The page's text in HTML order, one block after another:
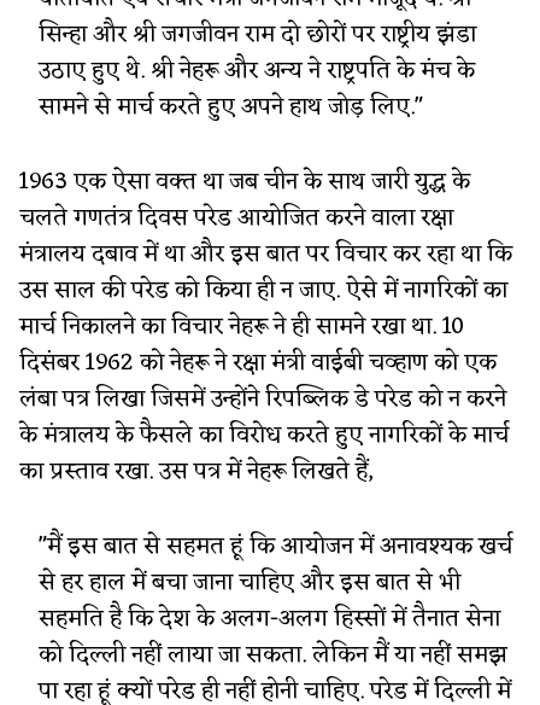
सिन्हा और श्री जगजीवन राम दो छोरों पर राष्ट्रीय झंडा
उठाए हुए थे. श्री नेहरू और अन्य ने राष्ट्रपति के मंच के
सामने से मार्च करते हुए अपने हाथ जोड़ लिए."
1963 एक ऐसा वक्त था जब चीन के साथ जारी युद्ध के
चलते गणतंत्र दिवस परेड आयोजित करने वाला रक्षा
मंत्रालय दबाव में था और इस बात पर विचार कर रहा था कि
उस साल की परेड को किया ही न जाए. ऐसे में नागरिकों का
मार्च निकालने का विचार नेहरू ने ही सामने रखा था. 10
दिसंबर 1962 को नेहरू ने रक्षा मंत्री वाईबी चव्हाण को एक
लंबा पत्र लिखा जिसमें उन्होंने रिपब्लिक डे परेड को न करने
के मंत्रालय के फैसले का विरोध करते हुए नागरिकों के मार्च
का प्रस्ताव रखा. उस पत्र में नेहरू लिखते हैं,
"मैं इस बात से सहमत हूं कि आयोजन में अनावश्यक खर्च
से हर हाल में बचा जाना चाहिए और इस बात से भी
सहमति है कि देश के अलग-अलग हिस्सों में तैनात सेना
को दिल्ली नहीं लाया जा सकता. लेकिन मैं या नहीं समझ
पा रहा हूं क्यों परेड ही नहीं होनी चाहिए. परेड में दिल्ली में